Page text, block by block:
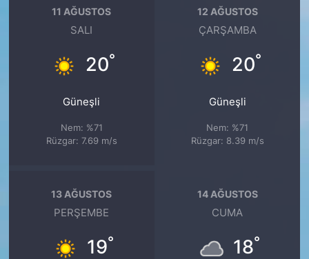
11 AĞUSTOS
SALI
20°
Güneşli
Nem: %71
Rüzgar: 7.69 m/s
12 AĞUSTOS
ÇARŞAMBA
20°
Güneşli
Nem: %71
Rüzgar: 8.39 m/s
13 AĞUSTOS
PERŞEMBE
19°
14 AĞUSTOS
CUMA
18°